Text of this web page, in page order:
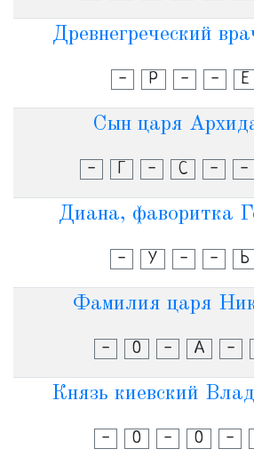
Древнегреческий
- Р - - Е
Сын царя
- Г - С - -
Диана, фаворитка
- У - - Ь
Фамилия царя
- О - А -
Князь киевский
- О - О -